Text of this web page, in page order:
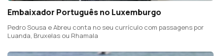
Embaixador Português no Luxemburgo
Pedro Sousa e Abreu conta no seu currículo com passagens por
Luanda, Bruxelas ou Rhamala